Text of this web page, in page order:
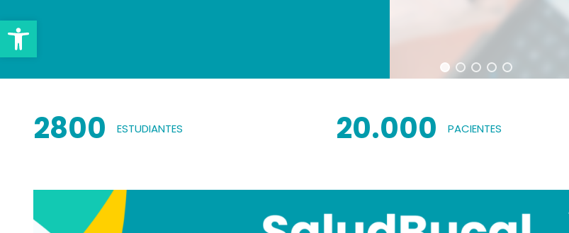
Open toolbar
2800 ESTUDIANTES 20.000 PACIENTES